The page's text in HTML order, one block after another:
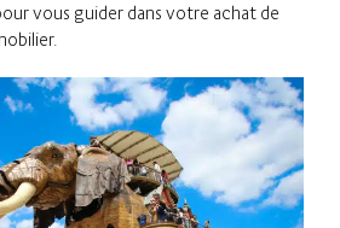
vous guider dans votre achat de